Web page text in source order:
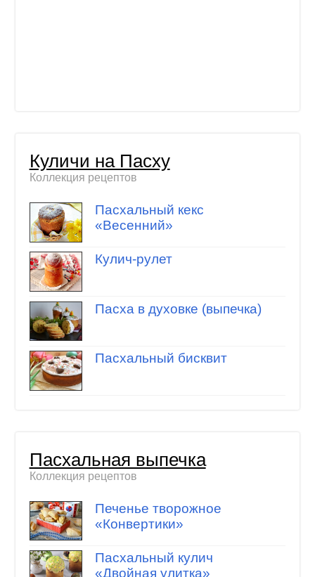
Куличи на Пасху
Коллекция рецептов
Пасхальный кекс
«Весенний»
Кулич-рулет
Пасха в духовке (выпечка)
Пасхальный бисквит
Пасхальная выпечка
Коллекция рецептов
Печенье творожное
«Конвертики»
Пасхальный кулич
«Двойная улитка»